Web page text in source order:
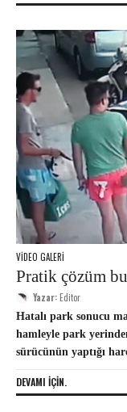
VIDEO GALERI
Pratik çözüm
Yazar:Editor
Hatalı park sonucu
hamleyle park
sürücünün yaptığı
DEVAMI IÇIN.